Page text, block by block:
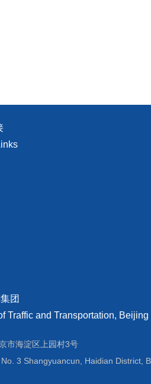
团
Traffic and Transportation,
市海淀区上园村3号
3 Shangyuancun, Haidian District,